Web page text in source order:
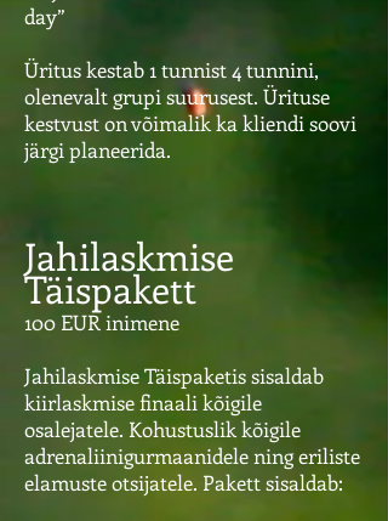
day”
Üritus kestab 1 tunnist 4 tunnini,
olenevalt grupi suurusest. Ürituse
kestvust on võimalik ka kliendi soovi
järgi planeerida.
Jahilaskmise
Täispakett
100 EUR inimene
Jahilaskmise Täispaketis sisaldab
kiirlaskmise finaali kõigile
osalejatele. Kohustuslik kõigile
adrenaliinigurmaanidele ning eriliste
elamuste otsijatele. Pakett sisaldab: